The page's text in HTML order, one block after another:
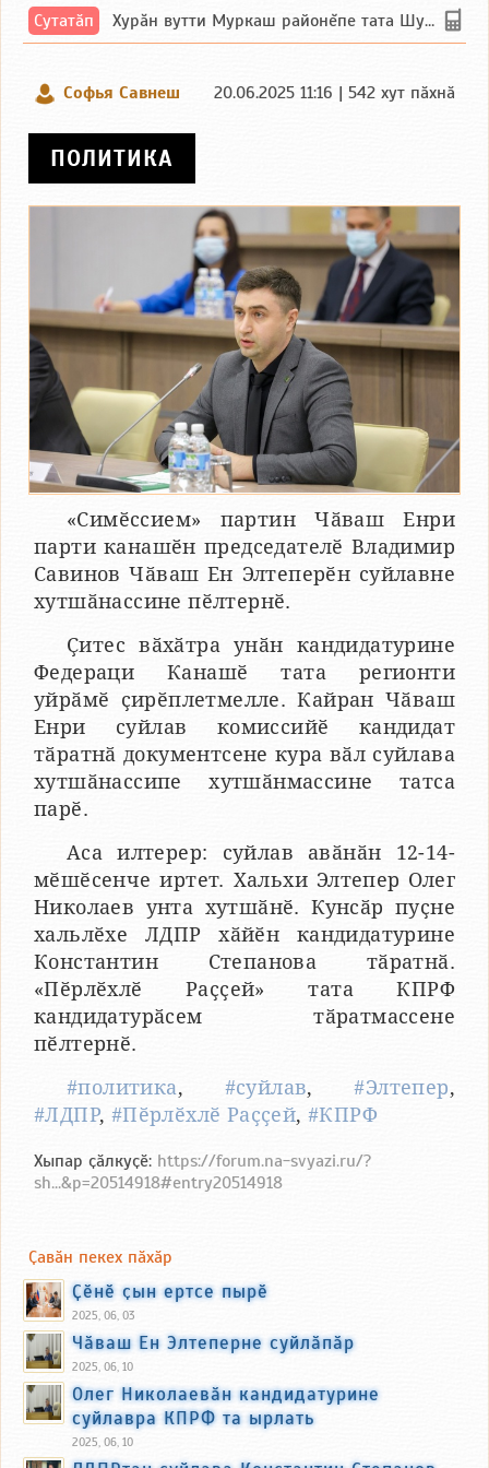
Сутатӑп Хурăн вутти Муркаш районĕпе тата Шупашкар районĕнчи Ишлей тăрăхĕпе сутатăп. Ха...
Софья Савнеш 20.06.2025 11:16 | 542 хут пӑхнӑ
ПОЛИТИКА
«Симӗссием» партин Чӑваш Енри
парти канашӗн председателӗ Владимир
Савинов Чӑваш Ен Элтеперӗн суйлавне
хутшӑнассине пӗлтернӗ.
Ҫитес вӑхӑтра унӑн кандидатурине
Федераци Канашӗ тата регионти
уйрӑмӗ ҫирӗплетмелле. Кайран Чӑваш
Енри суйлав комиссийӗ кандидат
тӑратнӑ документсене кура вӑл суйлава
хутшӑнассипе хутшӑнмассине татса
парӗ.
Аса илтерер: суйлав авӑнӑн 12-14-
мӗшӗсенче иртет. Хальхи Элтепер Олег
Николаев унта хутшӑнӗ. Кунсӑр пуҫне
хальлӗхе ЛДПР хӑйӗн кандидатурине
Константин Степанова тӑратнӑ.
«Пӗрлӗхлӗ Раҫҫей» тата КПРФ
кандидатурӑсем тӑратмассене
пӗлтернӗ.
#политика, #суйлав,#Элтепер,
#ЛДПР, #Пӗрлӗхлӗ Раҫҫей,#КПРФ
Хыпар ҫӑлкуҫӗ: https://forum.na-svyazi.ru/?
sh...&p=20514918#entry20514918
Ҫавӑн пекех пӑхӑр
Ҫӗнӗ ҫын ертсе пырӗ
2025, 06, 03
Чӑваш Ен Элтеперне суйлӑпӑр
2025, 06, 10
Олег Николаевӑн кандидатурине
суйлавра КПРФ та ырлать
2025, 06, 10